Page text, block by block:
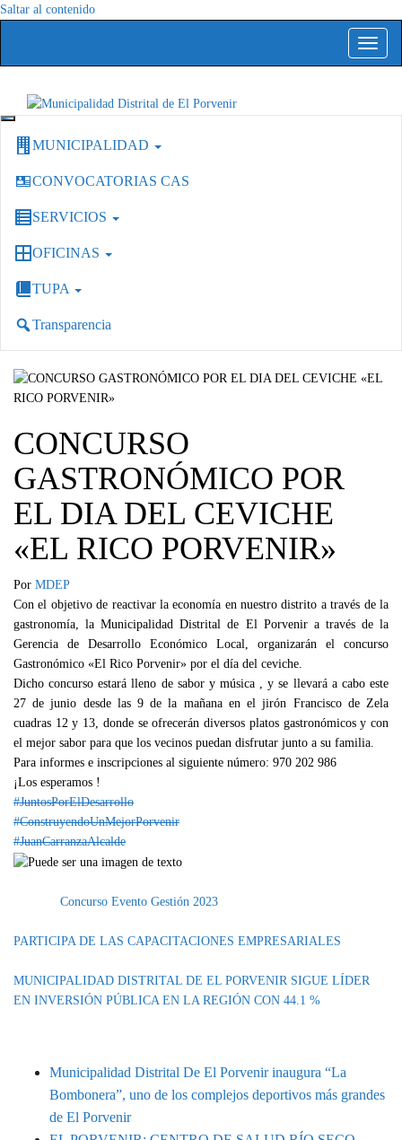
Saltar al contenido
la
MUNICIPALIDAD
CONVOCATORIAS CAS
SERVICIOS
OFICINAS
TUPA
Transparencia
CONCURSO
GASTRONÓMICO POR
EL DIA DEL CEVICHE
«EL RICO PORVENIR»
Por MDEP
Con el objetivo de reactivar la economía en nuestro distrito a través de la
gastronomía, la Municipalidad Distrital de El Porvenir a través de la
Gerencia de Desarrollo Económico Local, organizarán el concurso
Gastronómico «El Rico Porvenir» por el día del ceviche.
Dicho concurso estará lleno de sabor y música , y se llevará a cabo este
27 de junio desde las 9 de la mañana en el jirón Francisco de Zela
cuadras 12 y 13, donde se ofrecerán diversos platos gastronómicos y con
el mejor sabor para que los vecinos puedan disfrutar junto a su familia.
Para informes e inscripciones al siguiente número: 970 202 986
¡Los esperamos !
#JuntosPorElDesarrollo
#ConstruyendoUnMejorPorvenir
#JuanCarranzaAlcalde
Concurso Evento Gestión 2023
PARTICIPA DE LAS CAPACITACIONES EMPRESARIALES
MUNICIPALIDAD DISTRITAL DE EL PORVENIR SIGUE LÍDER
EN INVERSIÓN PÚBLICA EN LA REGIÓN CON 44.1 %
Municipalidad Distrital De El Porvenir inaugura “La
Bombonera”, uno de los complejos deportivos más grandes
de El Porvenir